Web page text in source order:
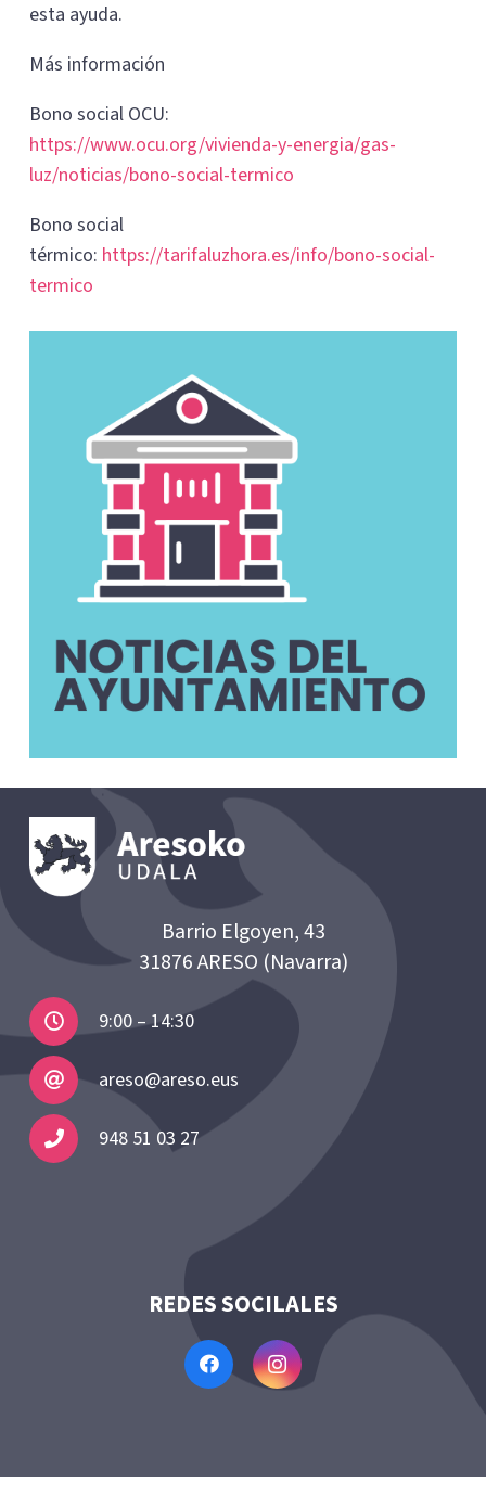
esta ayuda.
Más información
Bono social OCU:
https://www.ocu.org/vivienda-y-energia/gas-
luz/noticias/bono-social-termico
Bono social
térmico: https://tarifaluzhora.es/info/bono-social-
termico
Barrio Elgoyen, 43
31876 ARESO (Navarra)
9:00 – 14:30
areso@areso.eus
948 51 03 27
REDES SOCILALES